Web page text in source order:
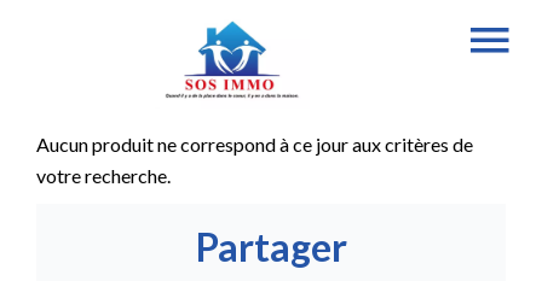
Aucun produit ne correspond à ce jour aux critères de
votre recherche.
Partager